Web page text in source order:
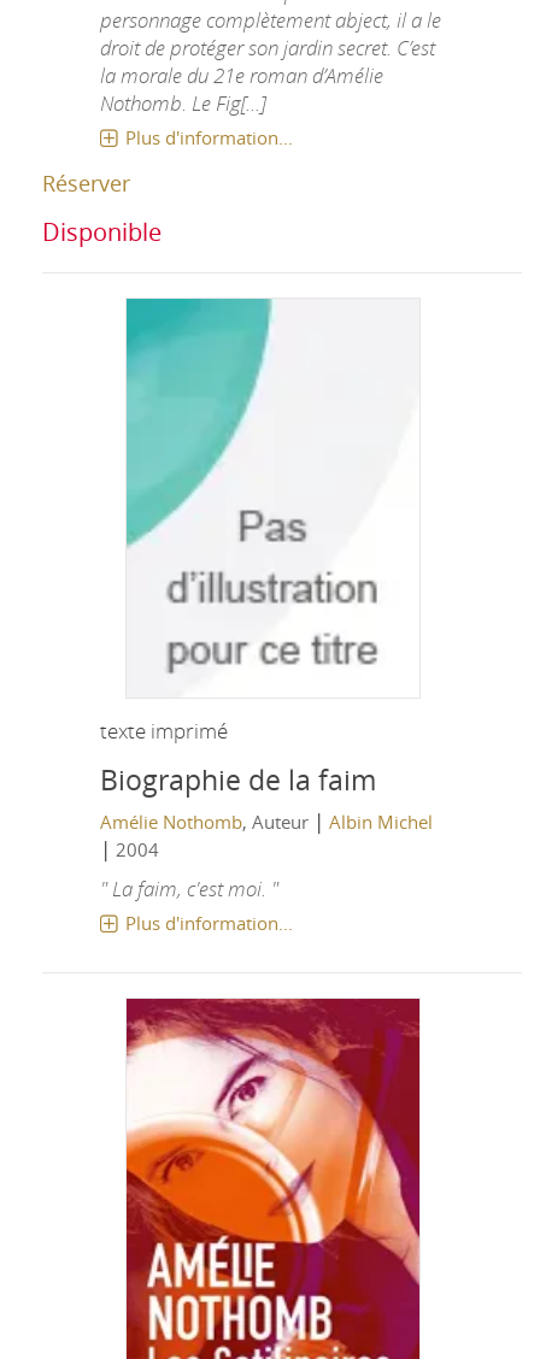
personnage complètement abject, il a le
droit de protéger son jardin secret. C’est
la morale du 21e roman d’Amélie
Nothomb. Le Fig[...]
Plus d'information...
Réserver
Disponible
texte imprimé
Biographie de la faim
Amélie Nothomb, Auteur | Albin Michel
| 2004
" La faim, c'est moi. "
Plus d'information...